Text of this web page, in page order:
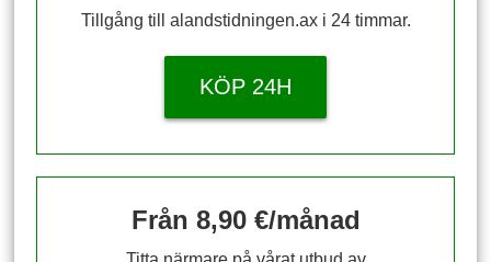
Tillgång till alandstidningen.ax i 24 timmar.
KÖP 24H
Från 8,90 €/månad